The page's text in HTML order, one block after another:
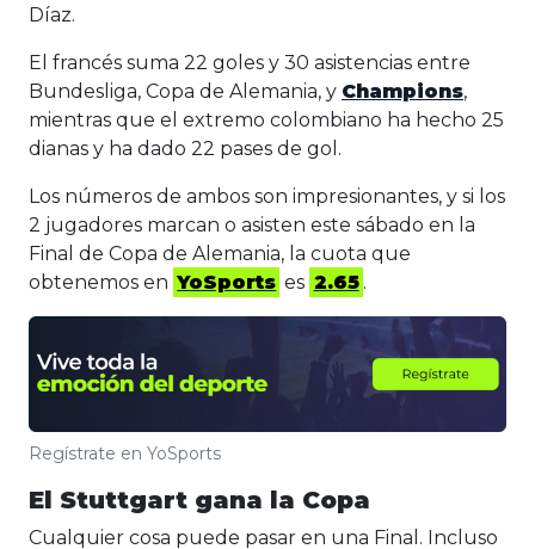
Díaz.
El francés suma 22 goles y 30 asistencias entre
Bundesliga, Copa de Alemania, y Champions,
mientras que el extremo colombiano ha hecho 25
dianas y ha dado 22 pases de gol.
Los números de ambos son impresionantes, y si los
2 jugadores marcan o asisten este sábado en la
Final de Copa de Alemania, la cuota que
obtenemos en YoSports es 2.65 .
Regístrate en YoSports
El Stuttgart gana la Copa
Cualquier cosa puede pasar en una Final. Incluso